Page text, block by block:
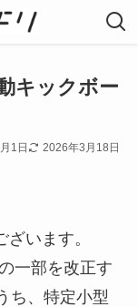
キックボー
1日 2026年3月18日
います。
一部を改正す
ち、特定小型